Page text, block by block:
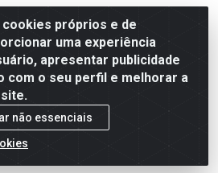
próprios e de
uma experiência
apresentar publicidade
com o seu perfil e melhorar a
não essenciais
- Rua do Matoso, 132 - Praça da
RJ - CEP 20.270-135 - CNPJ
0001-25
promoções, descontos, preços e
e entrega expostos aqui são
compras via internet. Preços e
alterações sem aviso prévio.